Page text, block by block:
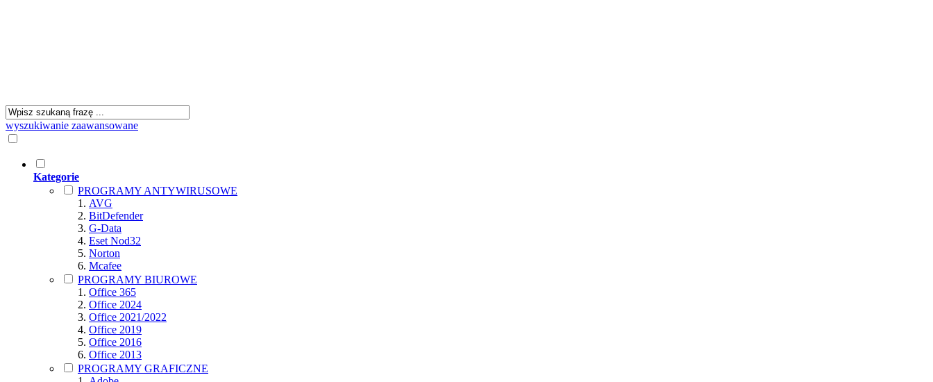
wyszukiwanie zaawansowane
Kategorie
PROGRAMY ANTYWIRUSOWE
AVG
BitDefender
G-Data
Eset Nod32
Norton
Mcafee
PROGRAMY BIUROWE
Office 365
Office 2024
Office 2021/2022
Office 2019
Office 2016
Office 2013
PROGRAMY GRAFICZNE